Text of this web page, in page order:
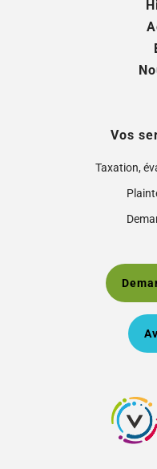
Vos
Taxation,